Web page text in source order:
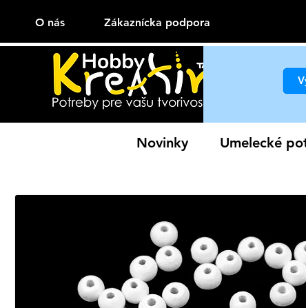
O nás Zákaznícka podpora
Novinky Umelecké